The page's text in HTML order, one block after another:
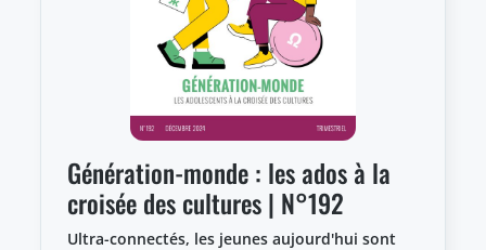
Génération-monde : les ados à la
croisée des cultures | N°192
Ultra-connectés, les jeunes aujourd'hui sont